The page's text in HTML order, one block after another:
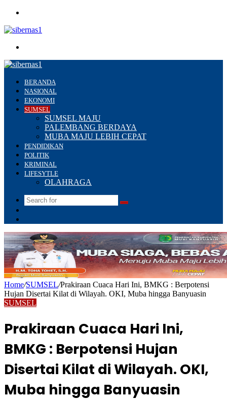
BERANDA
NASIONAL
EKONOMI
SUMSEL
SUMSEL MAJU
PALEMBANG BERDAYA
MUBA MAJU LEBIH CEPAT
PENDIDIKAN
POLITIK
KRIMINAL
LIFESYTLE
OLAHRAGA
Search
Home/SUMSEL/Prakiraan Cuaca Hari Ini, BMKG : Berpotensi
Hujan Disertai Kilat di Wilayah. OKI, Muba hingga Banyuasin
SUMSEL
Prakiraan Cuaca Hari Ini,
BMKG : Berpotensi Hujan
Disertai Kilat di Wilayah. OKI,
Muba hingga Banyuasin